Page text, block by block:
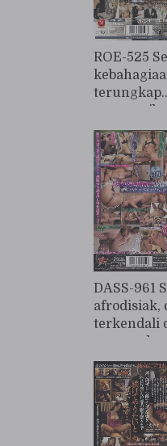
ROE-525
seorang
DASS-961
afrodisiak,
terkendali
secara
kakinya
Kelas yoga
getaran,
sensitif
Momoko